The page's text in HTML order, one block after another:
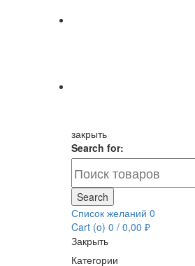
закрыть
Search for:
Search
Список желаний 0
Cart (o) 0 / 0,00 ₽
Закрыть
Категории